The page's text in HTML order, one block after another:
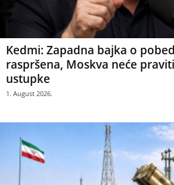
Kedmi: Zapadna bajka o
raspršena, Moskva neće
ustupke
1. August 2026.